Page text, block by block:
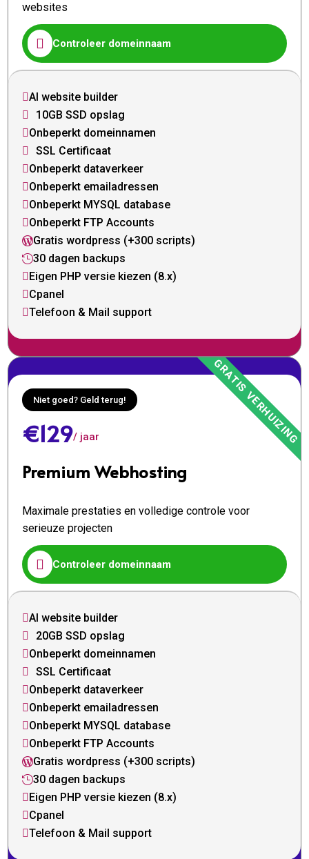
websites
 Controleer domeinnaam
AI website builder
 10GB SSD opslag
Onbeperkt domeinnamen
 SSL Certificaat
Onbeperkt dataverkeer
Onbeperkt emailadressen
Onbeperkt MYSQL database
Onbeperkt FTP Accounts
Gratis wordpress (+300 scripts)
30 dagen backups
Eigen PHP versie kiezen (8.x)
Cpanel
Telefoon & Mail support
Niet goed? Geld terug!
€129/ jaar
Premium Webhosting
Maximale prestaties en volledige controle voor
serieuze projecten
 Controleer domeinnaam
AI website builder
 20GB SSD opslag
Onbeperkt domeinnamen
 SSL Certificaat
Onbeperkt dataverkeer
Onbeperkt emailadressen
Onbeperkt MYSQL database
Onbeperkt FTP Accounts
Gratis wordpress (+300 scripts)
30 dagen backups
Eigen PHP versie kiezen (8.x)
Cpanel
Telefoon & Mail support